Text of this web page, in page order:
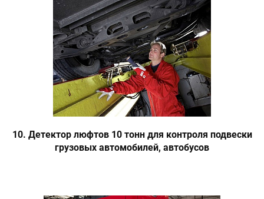
10. Детектор люфтов 10 тонн для контроля подвески
грузовых автомобилей, автобусов